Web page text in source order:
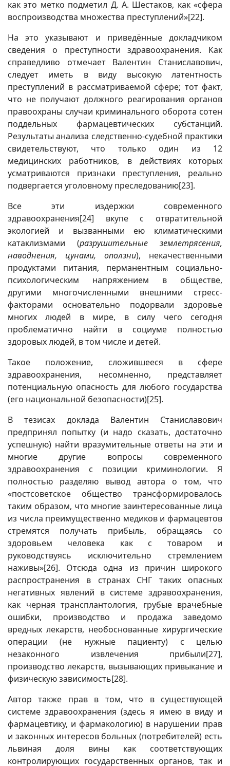
как это метко подметил Д. А. Шестаков, как «сфера
воспроизводства множества преступлений»[22].
На это указывают и приведённые докладчиком
сведения о преступности здравоохранения. Как
справедливо отмечает Валентин Станиславович,
следует иметь в виду высокую латентность
преступлений в рассматриваемой сфере; тот факт,
что не получают должного реагирования органов
правоохраны случаи криминального оборота сотен
поддельных фармацевтических субстанций.
Результаты анализа следственно-судебной практики
свидетельствуют, что только один из 12
медицинских работников, в действиях которых
усматриваются признаки преступления, реально
подвергается уголовному преследованию[23].
Все эти издержки современного
здравоохранения[24] вкупе с отвратительной
экологией и вызванными ею климатическими
катаклизмами (разрушительные землетрясения,
наводнения, цунами, оползни), некачественными
продуктами питания, перманентным социально-
психологическим напряжением в обществе,
другими многочисленными внешними стресс-
факторами основательно подорвали здоровье
многих людей в мире, в силу чего сегодня
проблематично найти в социуме полностью
здоровых людей, в том числе и детей.
Такое положение, сложившееся в сфере
здравоохранения, несомненно, представляет
потенциальную опасность для любого государства
(его национальной безопасности)[25].
В тезисах доклада Валентин Станиславович
предпринял попытку (и надо сказать, достаточно
успешную) найти вразумительные ответы на эти и
многие другие вопросы современного
здравоохранения с позиции криминологии. Я
полностью разделяю вывод автора о том, что
«постсоветское общество трансформировалось
таким образом, что многие заинтересованные лица
из числа преимущественно медиков и фармацевтов
стремятся получать прибыль, обращаясь со
здоровьем человека как с товаром и
руководствуясь исключительно стремлением
наживы»[26]. Отсюда одна из причин широкого
распространения в странах СНГ таких опасных
негативных явлений в системе здравоохранения,
как черная трансплантология, грубые врачебные
ошибки, производство и продажа заведомо
вредных лекарств, необоснованные хирургические
операции (не нужные пациенту) с целью
незаконного извлечения прибыли[27],
производство лекарств, вызывающих привыкание и
физическую зависимость[28].
Автор также прав в том, что в существующей
системе здравоохранения (здесь я имею в виду и
фармацевтику, и фармакологию) в нарушении прав
и законных интересов больных (потребителей) есть
львиная доля вины как соответствующих
контролирующих государственных органов, так и